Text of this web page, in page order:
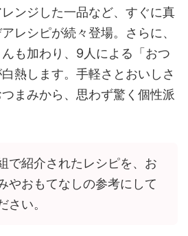
ンジした一品など、すぐに真
レシピが続々登場。さらに、
も加わり、9人による「おつ
熱します。手軽さとおいしさ
まみから、思わず驚く個性派
で紹介されたレシピを、お
やおもてなしの参考にして
さい。